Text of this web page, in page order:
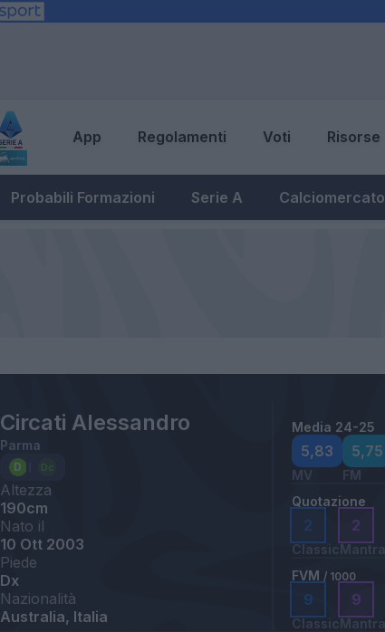
App Regolamenti Voti Risorse
Probabili Formazioni Serie A Calciomercato
Circati Alessandro
Parma
Altezza
190cm
Nato il
10 Ott 2003
Piede
Dx
Nazionalità
Australia, Italia
Media 24-25
5,83
MV
5,75
FM
Quotazione
2
Classic
2
Mantra
FVM / 1000
9
Classic
9
Mantra